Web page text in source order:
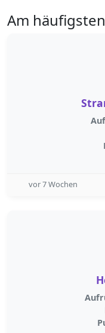
Am
vor 7 Wochen